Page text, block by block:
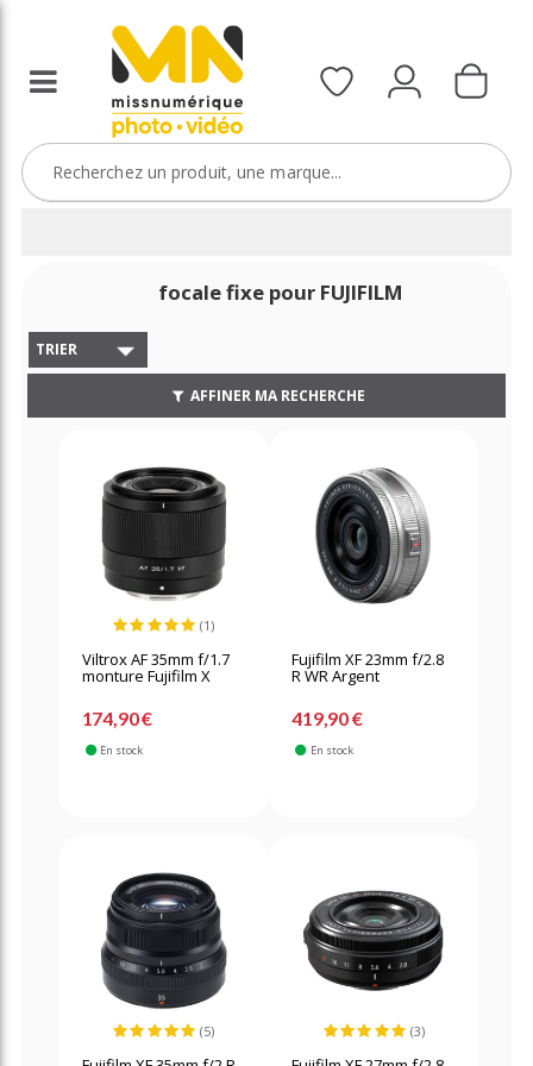
focale fixe pour FUJIFILM
TRIER
AFFINER MA RECHERCHE
(1)
Viltrox AF 35mm f/1.7
monture Fujifilm X
174,90 €
En stock
Fujifilm XF 23mm f/2.8
R WR Argent
419,90 €
En stock
(5) (3)